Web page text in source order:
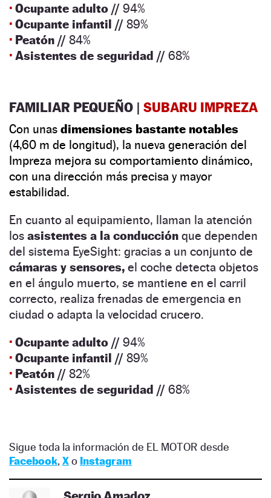
· Ocupante adulto // 94%
· Ocupante infantil // 89%
· Peatón // 84%
· Asistentes de seguridad // 68%
FAMILIAR PEQUEÑO | SUBARU IMPREZA
Con unas dimensiones bastante notables
(4,60 m de longitud), la nueva generación del
Impreza mejora su comportamiento dinámico,
con una dirección más precisa y mayor
estabilidad.
En cuanto al equipamiento, llaman la atención
los asistentes a la conducción que dependen
del sistema EyeSight: gracias a un conjunto de
cámaras y sensores, el coche detecta objetos
en el ángulo muerto, se mantiene en el carril
correcto, realiza frenadas de emergencia en
ciudad o adapta la velocidad crucero.
· Ocupante adulto // 94%
· Ocupante infantil // 89%
· Peatón // 82%
· Asistentes de seguridad // 68%
Sigue toda la información de EL MOTOR desde
Facebook, Xo Instagram